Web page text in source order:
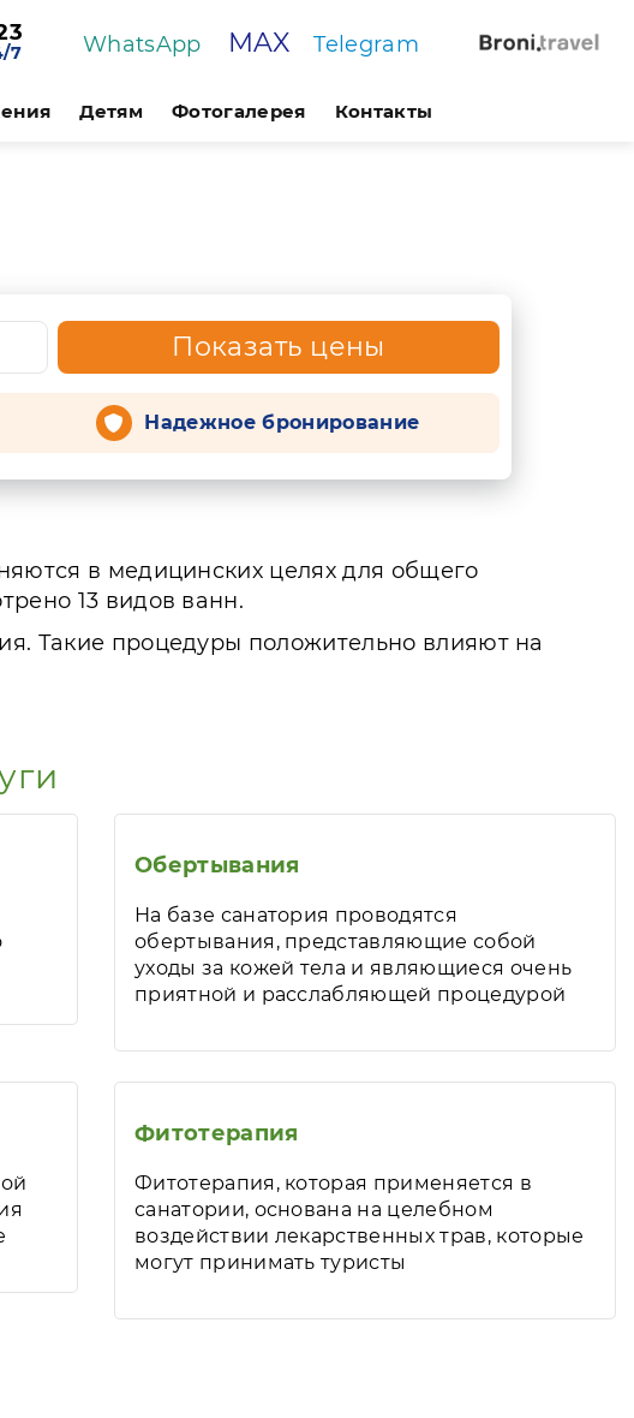
7 WhatsApp MAX Telegram
Детям Фотогалерея Контакты
Показать цены
Надежное бронирование
в медицинских целях для общего
13 видов ванн.
Такие процедуры положительно влияют на
Обертывания
На базе санатория проводятся
обертывания, представляющие собой
уходы за кожей тела и являющиеся очень
приятной и расслабляющей процедурой
Фитотерапия
Фитотерапия, которая применяется в
санатории, основана на целебном
воздействии лекарственных трав, которые
могут принимать туристы